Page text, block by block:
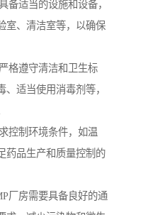
备适当的设施和设备，
室、清洁室等，以确保
格遵守清洁和卫生标
适当使用消毒剂等，
控制环境条件，如温
药品生产和质量控制的
厂房需要具备良好的通